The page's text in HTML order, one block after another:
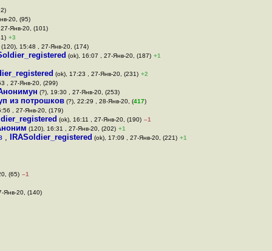
20, (95)
Янв-20, (101)
+3
(120), 15:48 , 27-Янв-20, (174)
(ok), 16:07 , 27-Янв-20, (187) +1
(ok), 17:23 , 27-Янв-20, (231) +2
, 27-Янв-20, (299)
(?), 19:30 , 27-Янв-20, (253)
из потрошков (?), 22:29 , 28-Янв-20, (417)
, 27-Янв-20, (179)
(ok), 16:11 , 27-Янв-20, (190) –1
(120), 16:31 , 27-Янв-20, (202) +1
, IRASoldier_registered (ok), 17:09 , 27-Янв-20, (221) +1
(65) –1
Янв-20, (140)